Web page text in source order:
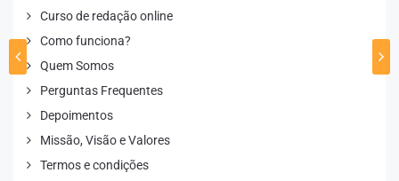
Curso de redação online
Como funciona?
Quem Somos
Perguntas Frequentes
Depoimentos
Missão, Visão e Valores
Termos e condições